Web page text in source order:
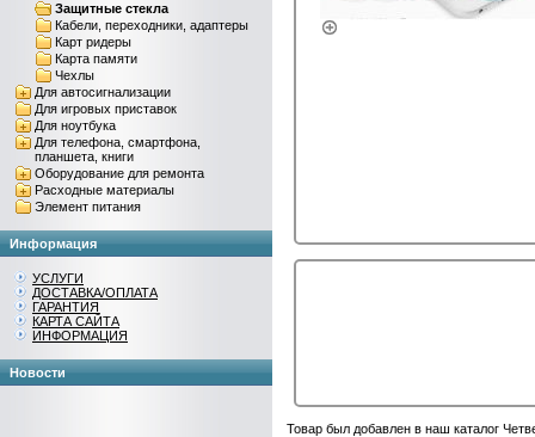
Защитные стекла
Кабели, переходники, адаптеры
Карт ридеры
Карта памяти
Чехлы
Для автосигнализации
Для игровых приставок
Для ноутбука
Для телефона, смартфона,
планшета, книги
Оборудование для ремонта
Расходные материалы
Элемент питания
Информация
УСЛУГИ
ДОСТАВКА/ОПЛАТА
ГАРАНТИЯ
КАРТА САЙТА
ИНФОРМАЦИЯ
Новости
Товар был добавлен в наш каталог